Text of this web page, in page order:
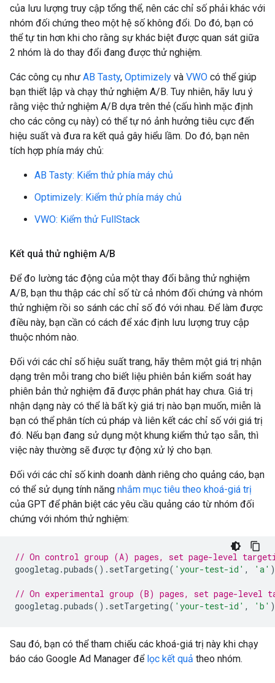
của lưu lượng truy cập tổng thể, nên các chỉ số phải khác với
nhóm đối chứng theo một hệ số không đổi. Do đó, bạn có
thể tự tin hơn khi cho rằng sự khác biệt được quan sát giữa
2 nhóm là do thay đổi đang được thử nghiệm.
Các công cụ như AB Tasty, Optimizely và VWO có thể giúp
bạn thiết lập và chạy thử nghiệm A/B. Tuy nhiên, hãy lưu ý
rằng việc thử nghiệm A/B dựa trên thẻ (cấu hình mặc định
cho các công cụ này) có thể tự nó ảnh hưởng tiêu cực đến
hiệu suất và đưa ra kết quả gây hiểu lầm. Do đó, bạn nên
tích hợp phía máy chủ:
AB Tasty: Kiểm thử phía máy chủ
Optimizely: Kiểm thử phía máy chủ
VWO: Kiểm thử FullStack
Kết quả thử nghiệm A/B
Để đo lường tác động của một thay đổi bằng thử nghiệm
A/B, bạn thu thập các chỉ số từ cả nhóm đối chứng và nhóm
thử nghiệm rồi so sánh các chỉ số đó với nhau. Để làm được
điều này, bạn cần có cách để xác định lưu lượng truy cập
thuộc nhóm nào.
Đối với các chỉ số hiệu suất trang, hãy thêm một giá trị nhận
dạng trên mỗi trang cho biết liệu phiên bản kiểm soát hay
phiên bản thử nghiệm đã được phân phát hay chưa. Giá trị
nhận dạng này có thể là bất kỳ giá trị nào bạn muốn, miễn là
bạn có thể phân tích cú pháp và liên kết các chỉ số với giá trị
đó. Nếu bạn đang sử dụng một khung kiểm thử tạo sẵn, thì
việc này thường sẽ được tự động xử lý cho bạn.
Đối với các chỉ số kinh doanh dành riêng cho quảng cáo, bạn
có thể sử dụng tính năng nhắm mục tiêu theo khoá-giá trị
của GPT để phân biệt các yêu cầu quảng cáo từ nhóm đối
chứng với nhóm thử nghiệm:
// On control group (A) pages, set page-level
googletag .pubads(). setTargeting( 'your-test-id' , 'a'
// On experimental group (B) pages, set page-level
googletag .pubads(). setTargeting( 'your-test-id' , 'b'
Sau đó, bạn có thể tham chiếu các khoá-giá trị này khi chạy
báo cáo Google Ad Manager để lọc kết quả theo nhóm.